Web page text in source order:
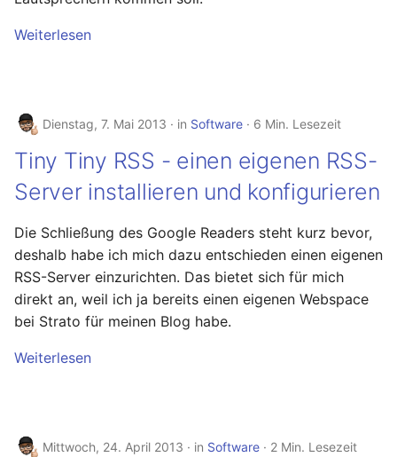
Weiterlesen
Dienstag, 7. Mai 2013 in Software 6 Min. Lesezeit
Tiny Tiny RSS - einen eigenen RSS-
Server installieren und konfigurieren
Die Schließung des Google Readers steht kurz bevor,
deshalb habe ich mich dazu entschieden einen eigenen
RSS-Server einzurichten. Das bietet sich für mich
direkt an, weil ich ja bereits einen eigenen Webspace
bei Strato für meinen Blog habe.
Weiterlesen
Mittwoch, 24. April 2013 in Software 2 Min. Lesezeit